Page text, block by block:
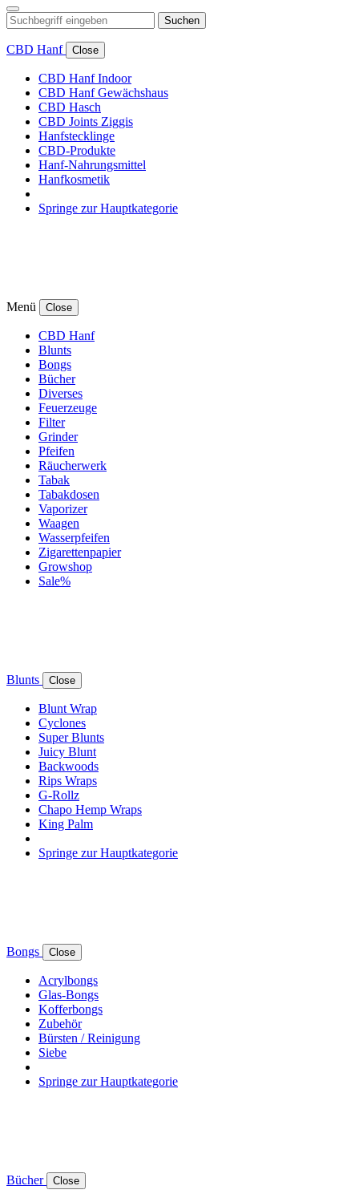
Suchen
CBD Hanf Close
CBD Hanf Indoor
CBD Hanf Gewächshaus
CBD Hasch
CBD Joints Ziggis
Hanfstecklinge
CBD-Produkte
Hanf-Nahrungsmittel
Hanfkosmetik
Springe zur Hauptkategorie
Menü Close
CBD Hanf
Blunts
Bongs
Bücher
Diverses
Feuerzeuge
Filter
Grinder
Pfeifen
Räucherwerk
Tabak
Tabakdosen
Vaporizer
Waagen
Wasserpfeifen
Zigarettenpapier
Growshop
Sale%
Blunts Close
Blunt Wrap
Cyclones
Super Blunts
Juicy Blunt
Backwoods
Rips Wraps
G-Rollz
Chapo Hemp Wraps
King Palm
Springe zur Hauptkategorie
Bongs Close
Acrylbongs
Glas-Bongs
Kofferbongs
Zubehör
Bürsten / Reinigung
Siebe
Springe zur Hauptkategorie
Bücher Close